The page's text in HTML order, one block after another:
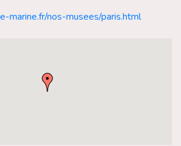
marine.fr/nos-musees/paris.html